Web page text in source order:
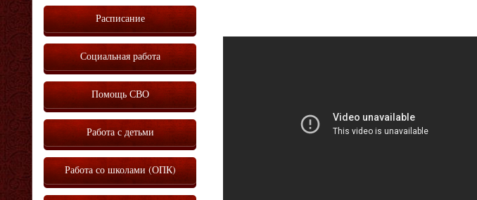
Расписание
Социальная работа
Помощь СВО
Работа с детьми
Работа со школами (ОПК)